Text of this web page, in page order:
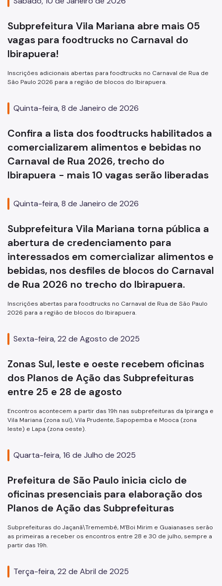
Subprefeitura Vila Mariana abre mais 05
vagas para foodtrucks no Carnaval do
Ibirapuera!
Inscrições adicionais abertas para foodtrucks no Carnaval de Rua de
São Paulo 2026 para a região de blocos do Ibirapuera.
Quinta-feira, 8 de Janeiro de 2026
Confira a lista dos foodtrucks habilitados a
comercializarem alimentos e bebidas no
Carnaval de Rua 2026, trecho do
Ibirapuera - mais 10 vagas serão liberadas
Quinta-feira, 8 de Janeiro de 2026
Subprefeitura Vila Mariana torna pública a
abertura de credenciamento para
interessados em comercializar alimentos e
bebidas, nos desfiles de blocos do Carnaval
de Rua 2026 no trecho do Ibirapuera.
Inscrições abertas para foodtrucks no Carnaval de Rua de São Paulo
2026 para a região de blocos do Ibirapuera.
Sexta-feira, 22 de Agosto de 2025
Zonas Sul, leste e oeste recebem oficinas
dos Planos de Ação das Subprefeituras
entre 25 e 28 de agosto
Encontros acontecem a partir das 19h nas subprefeituras da Ipiranga e
Vila Mariana (zona sul), Vila Prudente, Sapopemba e Mooca (zona
leste) e Lapa (zona oeste).
Quarta-feira, 16 de Julho de 2025
Prefeitura de São Paulo inicia ciclo de
oficinas presenciais para elaboração dos
Planos de Ação das Subprefeituras
Subprefeituras do Jaçanã\Tremembé, M’Boi Mirim e Guaianases serão
as primeiras a receber os encontros entre 28 e 30 de julho, sempre a
partir das 19h.
Terça-feira, 22 de Abril de 2025